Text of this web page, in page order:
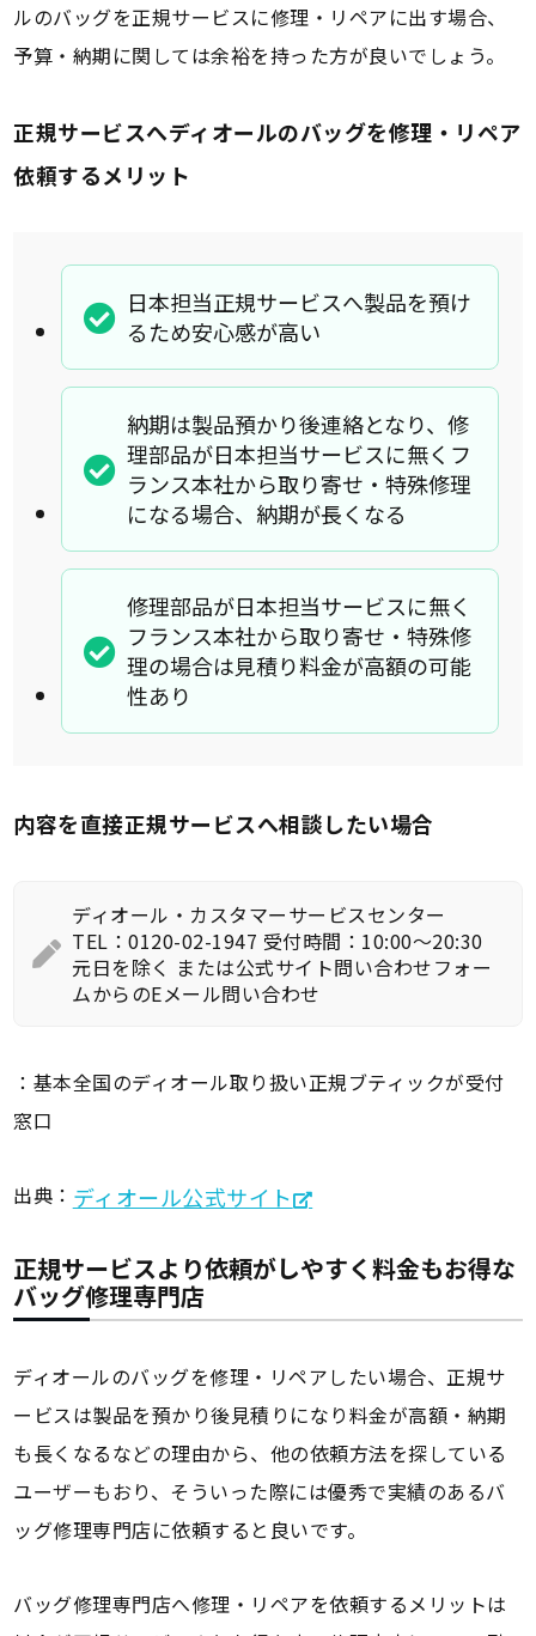
ルのバッグを正規サービスに修理・リペアに出す場合、
予算・納期に関しては余裕を持った方が良いでしょう。
正規サービスへディオールのバッグを修理・リペア
依頼するメリット
日本担当正規サービスへ製品を預け
るため安心感が高い
納期は製品預かり後連絡となり、修
理部品が日本担当サービスに無くフ
ランス本社から取り寄せ・特殊修理
になる場合、納期が長くなる
修理部品が日本担当サービスに無く
フランス本社から取り寄せ・特殊修
理の場合は見積り料金が高額の可能
性あり
内容を直接正規サービスへ相談したい場合
ディオール・カスタマーサービスセンター
TEL：0120-02-1947 受付時間：10:00～20:30
元日を除く または公式サイト問い合わせフォー
ムからのEメール問い合わせ
：基本全国のディオール取り扱い正規ブティックが受付
窓口
出典： ディオール公式サイト
正規サービスより依頼がしやすく料金もお得な
バッグ修理専門店
ディオールのバッグを修理・リペアしたい場合、正規サ
ービスは製品を預かり後見積りになり料金が高額・納期
も長くなるなどの理由から、他の依頼方法を探している
ユーザーもおり、そういった際には優秀で実績のあるバ
ッグ修理専門店に依頼すると良いです。
バッグ修理専門店へ修理・リペアを依頼するメリットは